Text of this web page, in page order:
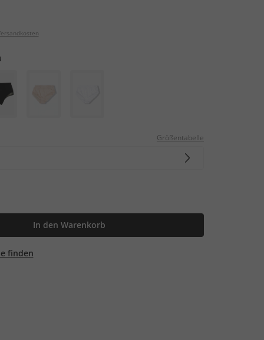
Größentabelle
In den Warenkorb
finden